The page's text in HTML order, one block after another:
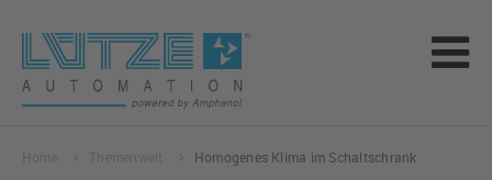
Homogenes Klima im Schaltschrank